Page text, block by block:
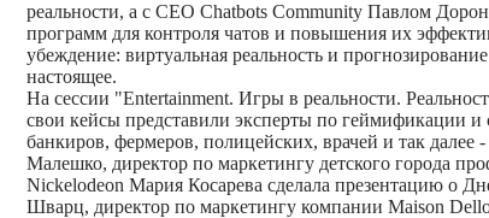
реальности, а с CEO Chatbots Community Павлом
программ для контроля чатов и повышения их
убеждение: виртуальная реальность и
настоящее.
На сессии "Entertainment. Игры в реальности.
свои кейсы представили эксперты по геймификации
банкиров, фермеров, полицейских, врачей и так
Малешко, директор по маркетингу детского города
Nickelodeon Мария Косарева сделала презентацию о
Шварц, директор по маркетингу компании Maison